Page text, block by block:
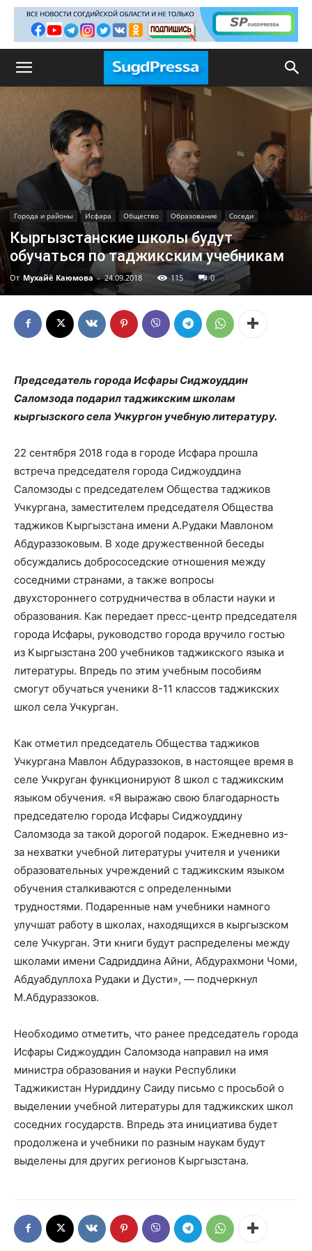
Города и районы Исфара Общество Образование Соседи
Кыргызстанские школы будут
обучаться по таджикским учебникам
От Мухайё Каюмова - 24.09.2018 115 0
Председатель города Исфары Сиджоуддин
Саломзода подарил таджикским школам
кыргызского села Учкургон учебную литературу.
22 сентября 2018 года в городе Исфара прошла
встреча председателя города Сиджоуддина
Саломзоды с председателем Общества таджиков
Учкургана, заместителем председателя Общества
таджиков Кыргызстана имени А.Рудаки Мавлоном
Абдураззоковым. В ходе дружественной беседы
обсуждались добрососедские отношения между
соседними странами, а также вопросы
двухстороннего сотрудничества в области науки и
образования. Как передает пресс-центр председателя
города Исфары, руководство города вручило гостью
из Кыргызстана 200 учебников таджикского языка и
литературы. Впредь по этим учебным пособиям
смогут обучаться ученики 8-11 классов таджикских
школ села Учкурган.
Как отметил председатель Общества таджиков
Учкургана Мавлон Абдураззоков, в настоящее время в
селе Учкруган функционируют 8 школ с таджикским
языком обучения. «Я выражаю свою благодарность
председателю города Исфары Сиджоуддину
Саломзода за такой дорогой подарок. Ежедневно из-
за нехватки учебной литературы учителя и ученики
образовательных учреждений с таджикским языком
обучения сталкиваются с определенными
трудностями. Подаренные нам учебники намного
улучшат работу в школах, находящихся в кыргызском
селе Учкурган. Эти книги будут распределены между
школами имени Садриддина Айни, Абдурахмони Чоми,
Абдуабдуллоха Рудаки и Дусти», — подчеркнул
М.Абдураззоков.
Необходимо отметить, что ранее председатель города
Исфары Сиджоуддин Саломзода направил на имя
министра образования и науки Республики
Таджикистан Нуриддину Саиду письмо с просьбой о
выделении учебной литературы для таджикских школ
соседних государств. Впредь эта инициатива будет
продолжена и учебники по разным наукам будут
выделены для других регионов Кыргызстана.